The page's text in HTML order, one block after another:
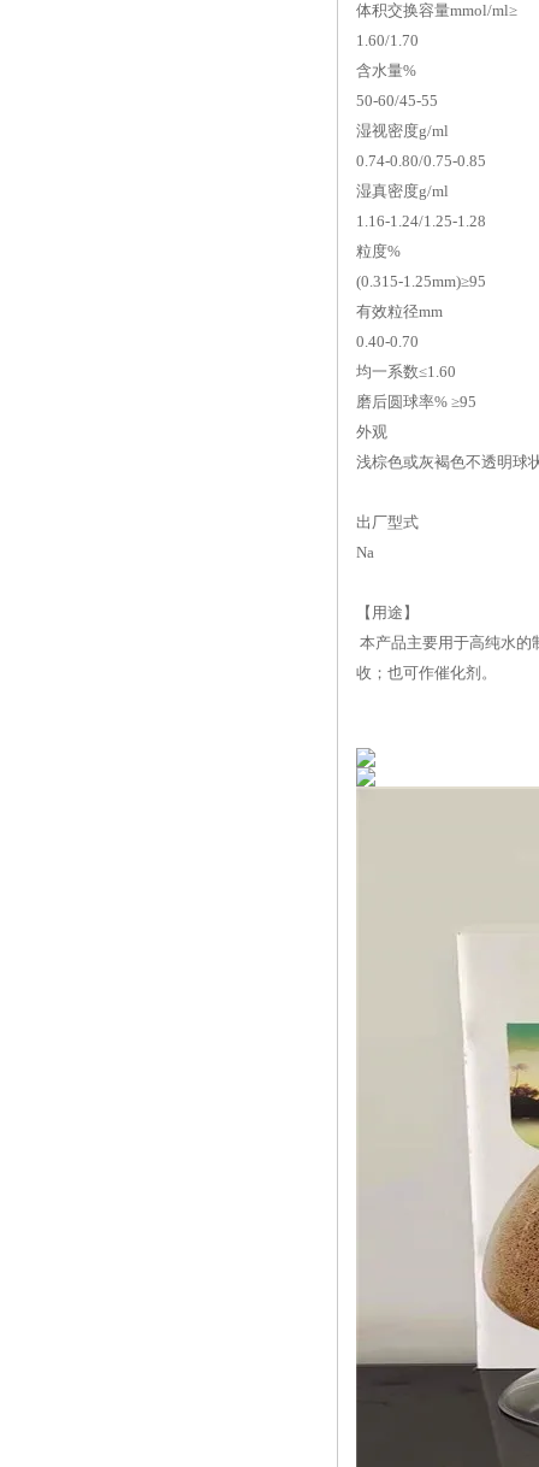
体积交换容量mmol/ml≥
1.60/1.70
含水量%
50-60/45-55
湿视密度g/ml
0.74-0.80/0.75-0.85
湿真密度g/ml
1.16-1.24/1.25-1.28
粒度%
(0.315-1.25mm)≥95
有效粒径mm
0.40-0.70
均一系数≤1.60
磨后圆球率% ≥95
外观
浅棕色或灰褐色不透明球
出厂型式
Na
【用途】
本产品主要用于高纯水的
收；也可作催化剂。